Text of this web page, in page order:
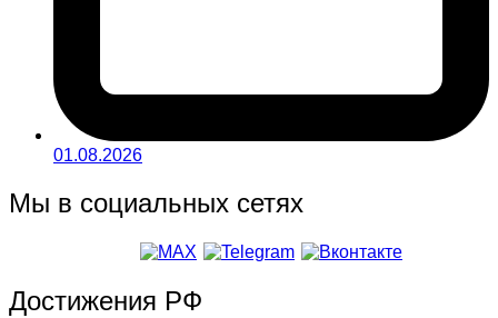
01.08.2026
Мы в социальных сетях
Достижения РФ